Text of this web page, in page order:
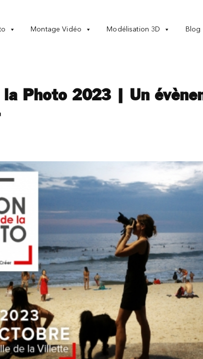
Montage Vidéo Modélisation 3D Blog
la Photo 2023 | Un